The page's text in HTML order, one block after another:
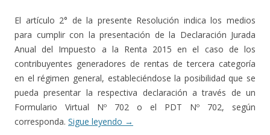
El artículo 2° de la presente Resolución indica los medios
para cumplir con la presentación de la Declaración Jurada
Anual del Impuesto a la Renta 2015 en el caso de los
contribuyentes generadores de rentas de tercera categoría
en el régimen general, estableciéndose la posibilidad que se
pueda presentar la respectiva declaración a través de un
Formulario Virtual Nº 702 o el PDT Nº 702, según
corresponda. Sigue leyendo →